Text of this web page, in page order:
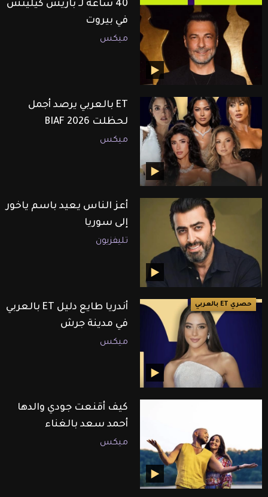
40 ساعة لـ باريش كيليتش
في بيروت
ميكس
ET بالعربي يرصد أجمل
لحظلت BIAF 2026
ميكس
أعز الناس يعيد باسم ياخور
إلى سوريا
تليفزيون
حصري ET بالعربي
أندريا طايع دليل ET بالعربي
في مدينة جرش
ميكس
كيف أقنعت جودي والدها
أحمد سعد بالغناء
ميكس